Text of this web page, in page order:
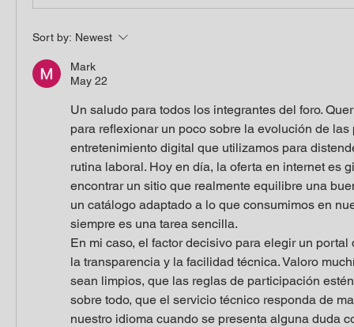
Sort by: Newest
Mark
May 22
Un saludo para todos los integrantes del foro.
para reflexionar un poco sobre la evolución de las
entretenimiento digital que utilizamos para
rutina laboral. Hoy en día, la oferta en internet es
encontrar un sitio que realmente equilibre una
un catálogo adaptado a lo que consumimos en
siempre es una tarea sencilla.
En mi caso, el factor decisivo para elegir un portal
la transparencia y la facilidad técnica. Valoro
sean limpios, que las reglas de participación
sobre todo, que el servicio técnico responda de
nuestro idioma cuando se presenta alguna duda